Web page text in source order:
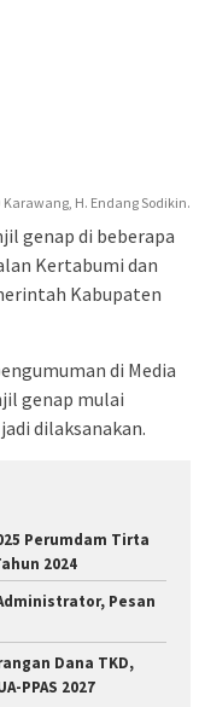
Karawang, H. Endang Sodikin.
genap di beberapa
Kertabumi dan
Kabupaten
di Media
genap mulai
dilaksanakan.
Perumdam Tirta
2024
Pesan
Dana TKD,
PPAS 2027